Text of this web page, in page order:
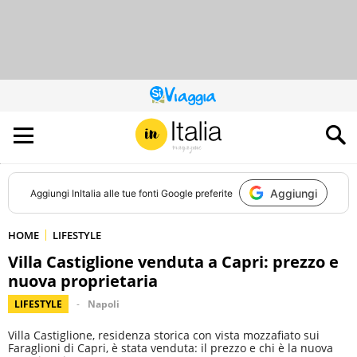
QUESTO
SITO
CONTRIBUISCE
ALL’AUDIENCE
DI
Aggiungi InItalia alle tue fonti Google preferite Aggiungi
HOME LIFESTYLE
Villa Castiglione venduta a Capri: prezzo e
nuova proprietaria
LIFESTYLE Napoli
Villa Castiglione, residenza storica con vista mozzafiato sui
Faraglioni di Capri, è stata venduta: il prezzo e chi è la nuova